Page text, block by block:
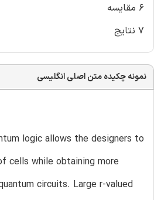
6 مقایسه
7 نتایج
نمونه چکیده متن اصلی انگلیسی
logic allows the designers to
cells while obtaining more
circuits. Large r-valued